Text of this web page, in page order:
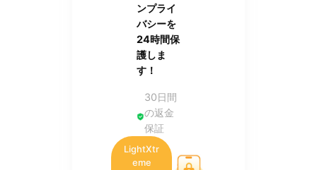
ンプライ
バシーを
24時間保
護しま
す！
30日間
の返金
保証
LightXtr
eme